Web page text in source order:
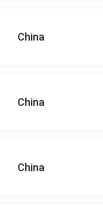
China
China
China